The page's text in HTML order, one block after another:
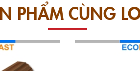
PHẨM CÙNG